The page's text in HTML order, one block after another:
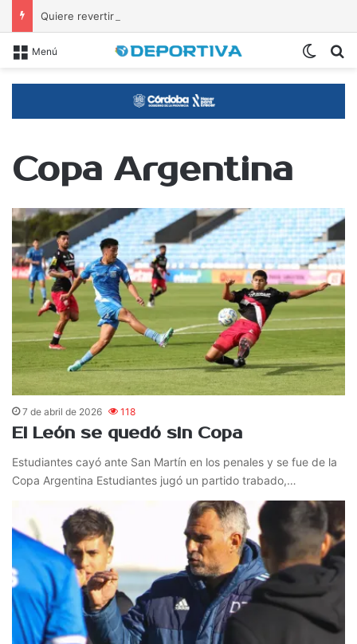
Quiere revertir la primer derrota
Menú
Copa Argentina
7 de abril de 2026 118
El León se quedó sin Copa
Estudiantes cayó ante San Martín en los penales y se fue de la
Copa Argentina Estudiantes jugó un partido trabado,…